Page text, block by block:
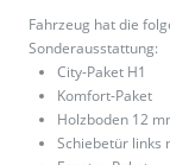
Fahrzeug hat die
Sonderausstattung:
City-Paket H1
Komfort-Paket
Holzboden 12
Schiebetür links